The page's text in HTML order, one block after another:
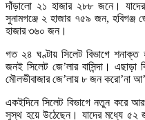
দাঁড়ালো ২১ হাজার ২৮৮ জনে।
সুনামগঞ্জে ২ হাজার ৭৫৯ জন, হবিগঞ্জ
হাজার ৩৬০ জন।
গত ২৪ ঘণ্টায় সিলেট বিভাগে
জনই সিলেট জে’লার বাসিন্দা।
মৌলভীবাজার জে’লায় ৮ জন করো’না
একইদিনে সিলেট বিভাগে নতুন করে
সুস্থ হয়ে উঠেছেন। যাদের মধ্যে ৫২